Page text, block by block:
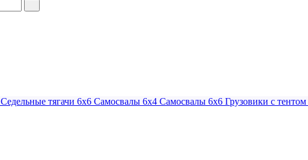
Седельные тягачи 6х6 Самосвалы 6х4 Самосвалы 6х6 Грузовики с тентом